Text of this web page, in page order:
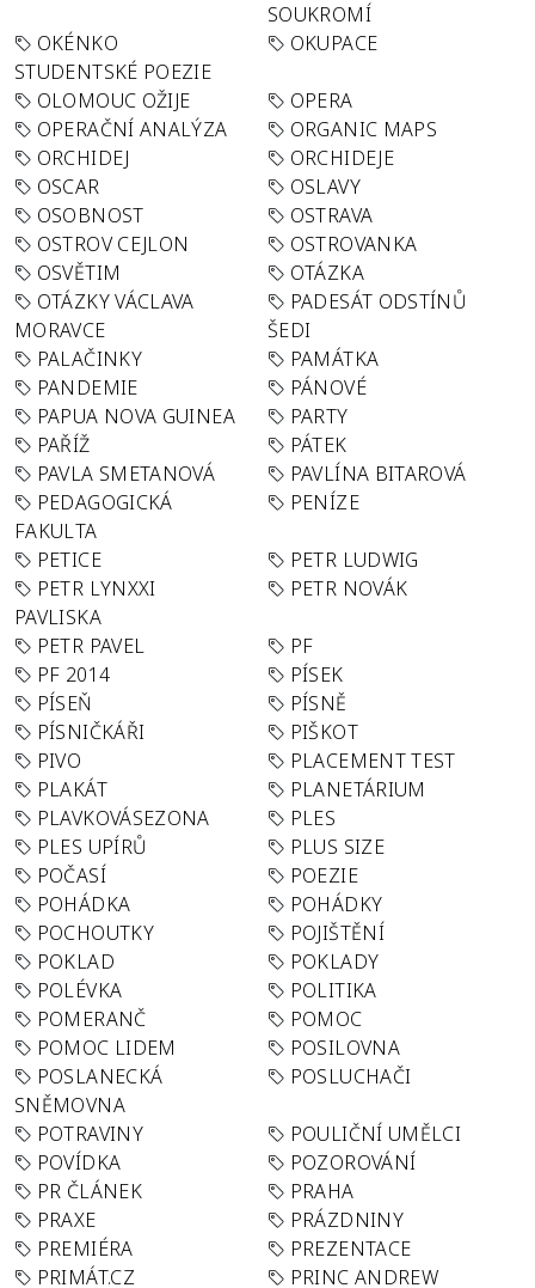
SOUKROMÍ
OKÉNKO
STUDENTSKÉ POEZIE
OKUPACE
OLOMOUC OŽIJE
OPERA
OPERAČNÍ ANALÝZA
ORGANIC MAPS
ORCHIDEJ
ORCHIDEJE
OSCAR
OSLAVY
OSOBNOST
OSTRAVA
OSTROV CEJLON
OSTROVANKA
OSVĚTIM
OTÁZKA
OTÁZKY VÁCLAVA
MORAVCE
PADESÁT ODSTÍNŮ
ŠEDI
PALAČINKY
PAMÁTKA
PANDEMIE
PÁNOVÉ
PAPUA NOVA GUINEA
PARTY
PAŘÍŽ
PÁTEK
PAVLA SMETANOVÁ
PAVLÍNA BITAROVÁ
PEDAGOGICKÁ
FAKULTA
PENÍZE
PETICE
PETR LUDWIG
PETR LYNXXI
PAVLISKA
PETR NOVÁK
PETR PAVEL
PF
PF 2014
PÍSEK
PÍSEŇ
PÍSNĚ
PÍSNIČKÁŘI
PIŠKOT
PIVO
PLACEMENT TEST
PLAKÁT
PLANETÁRIUM
PLAVKOVÁSEZONA
PLES
PLES UPÍRŮ
PLUS SIZE
POČASÍ
POEZIE
POHÁDKA
POHÁDKY
POCHOUTKY
POJIŠTĚNÍ
POKLAD
POKLADY
POLÉVKA
POLITIKA
POMERANČ
POMOC
POMOC LIDEM
POSILOVNA
POSLANECKÁ
SNĚMOVNA
POSLUCHAČI
POTRAVINY
POULIČNÍ UMĚLCI
POVÍDKA
POZOROVÁNÍ
PR ČLÁNEK
PRAHA
PRAXE
PRÁZDNINY
PREMIÉRA
PREZENTACE
PRIMÁT.CZ
PRINC ANDREW